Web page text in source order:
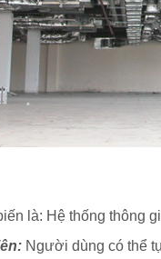
là: Hệ thống thông
Người dùng có thể